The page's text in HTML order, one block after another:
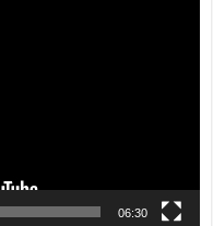
06:30